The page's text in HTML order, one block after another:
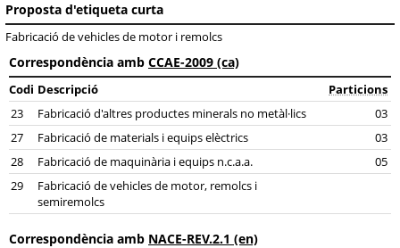
Proposta d'etiqueta curta
Fabricació de vehicles de motor i remolcs
Correspondència amb CCAE-2009 (ca)
Codi Descripció
Particions
23
Fabricació d'altres productes minerals no metàl·lics
03
27
Fabricació de materials i equips elèctrics
03
28
Fabricació de maquinària i equips n.c.a.a.
05
29
Fabricació de vehicles de motor, remolcs i
semiremolcs
Correspondència amb NACE-REV.2.1 (en)